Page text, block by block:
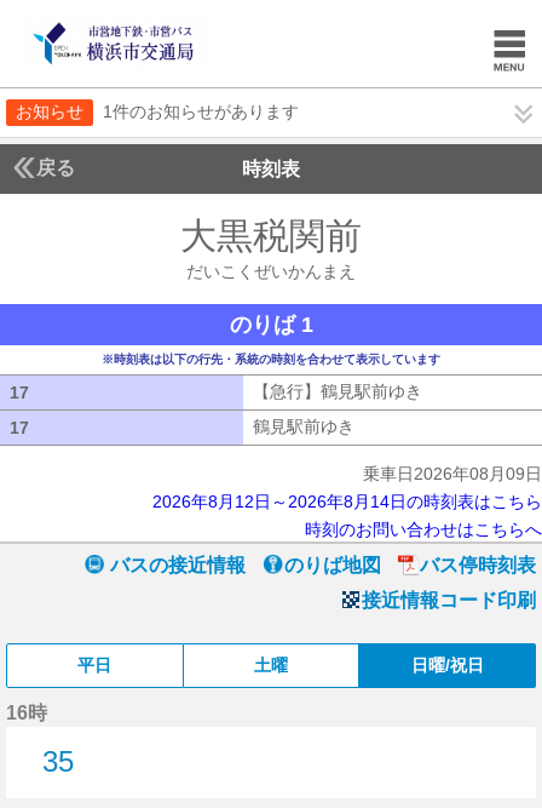
お知らせ 1件のお知らせがあります
戻る 時刻表
大黒税関前
だいこくぜいかんまえ
のりば 1
※時刻表は以下の行先・系統の時刻を合わせて表示しています
17 【急行】鶴見駅前ゆき
17
鶴見駅前ゆき
乗車日2026年08月09日
2026年8月12日～2026年8月14日の時刻表はこちら
時刻のお問い合わせはこちらへ
バスの接近情報 のりば地図
バス停時刻表
接近情報コード印刷
平日 土曜 日曜/祝日
16時
35